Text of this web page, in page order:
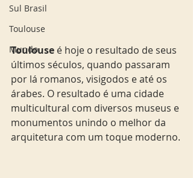
Sul Brasil
Toulouse
Mundo
Toulouse é hoje o resultado de seus
últimos séculos, quando passaram
por lá romanos, visigodos e até os
árabes. O resultado é uma cidade
multicultural com diversos museus e
monumentos unindo o melhor da
arquitetura com um toque moderno.